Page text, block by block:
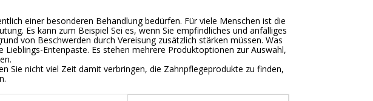
einer besonderen Behandlung bedürfen. Für viele Menschen ist die
Es kann zum Beispiel Sei es, wenn Sie empfindliches und anfälliges
von Beschwerden durch Vereisung zusätzlich stärken müssen. Was
Entenpaste. Es stehen mehrere Produktoptionen zur Auswahl,
Sie nicht viel Zeit damit verbringen, die Zahnpflegeprodukte zu finden,